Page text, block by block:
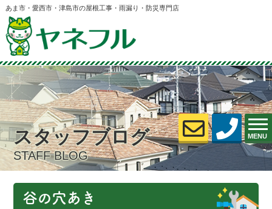
あま市・愛西市・津島市の屋根工事・雨漏り・防災専門店
MENU
スタッフブログ
STAFF BLOG
谷の穴あき